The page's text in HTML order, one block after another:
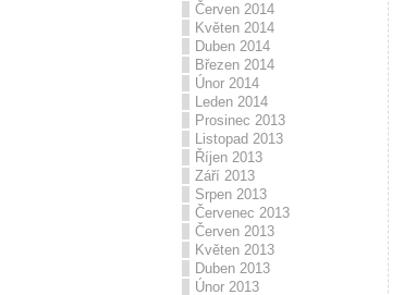
Červen 2014
Květen 2014
Duben 2014
Březen 2014
Únor 2014
Leden 2014
Prosinec 2013
Listopad 2013
Říjen 2013
Září 2013
Srpen 2013
Červenec 2013
Červen 2013
Květen 2013
Duben 2013
Únor 2013